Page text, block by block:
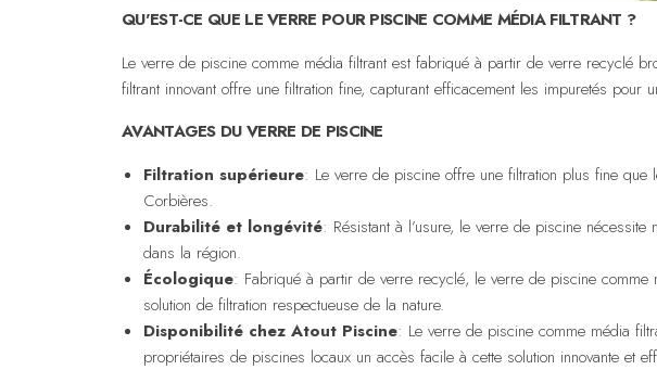
QU'EST-CE QUE LE VERRE POUR PISCINE COMME MÉDIA FILTRANT ?
Le verre de piscine comme média filtrant est fabriqué à partir de verre recyclé
filtrant innovant offre une filtration fine, capturant efficacement les impuretés
AVANTAGES DU VERRE DE PISCINE
Filtration supérieure: Le verre de piscine offre une filtration plus fine que
Corbières.
Durabilité et longévité: Résistant à l’usure, le verre de piscine
dans la région.
Écologique: Fabriqué à partir de verre recyclé, le verre de piscine comme
solution de filtration respectueuse de la nature.
Disponibilité chez Atout Piscine: Le verre de piscine comme média
propriétaires de piscines locaux un accès facile à cette solution innovante et